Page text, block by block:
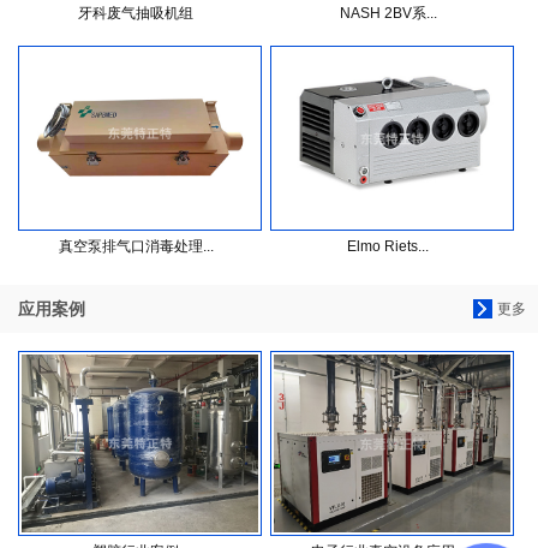
牙科废气抽吸机组 NASH 2BV系...
真空泵排气口消毒处理... Elmo Riets...
更多
应用案例